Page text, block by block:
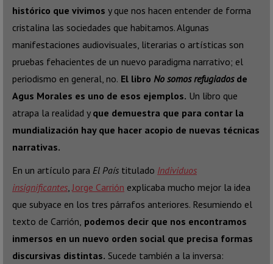
histórico que vivimos y que nos hacen entender de forma
cristalina las sociedades que habitamos. Algunas
manifestaciones audiovisuales, literarias o artísticas son
pruebas fehacientes de un nuevo paradigma narrativo; el
periodismo en general, no. El libro No somos refugiadosde
Agus Morales es uno de esos ejemplos. Un libro que
atrapa la realidad y que demuestra que para contar la
mundialización hay que hacer acopio de nuevas técnicas
narrativas.
En un artículo para El País titulado Individuos
insignificantes Jorge Carrión explicaba mucho mejor la idea
que subyace en los tres párrafos anteriores. Resumiendo el
texto de Carrión, podemos decir que nos encontramos
inmersos en un nuevo orden social que precisa formas
discursivas distintas. Sucede también a la inversa: